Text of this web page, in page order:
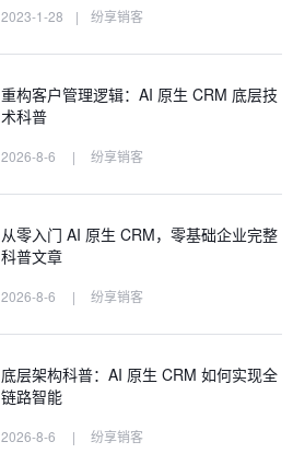
2023-1-28 | 纷享销客
重构客户管理逻辑：AI 原生 CRM 底层技
术科普
2026-8-6 | 纷享销客
从零入门 AI 原生 CRM，零基础企业完整
科普文章
2026-8-6 | 纷享销客
底层架构科普：AI 原生 CRM 如何实现全
链路智能
2026-8-6 | 纷享销客